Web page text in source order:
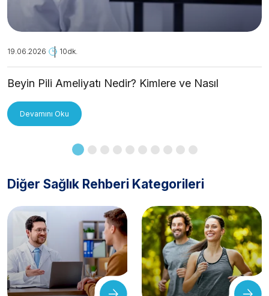
19.06.2026 10dk.
Beyin Pili Ameliyatı Nedir? Kimlere ve Nasıl
Devamını Oku
Diğer Sağlık Rehberi Kategorileri